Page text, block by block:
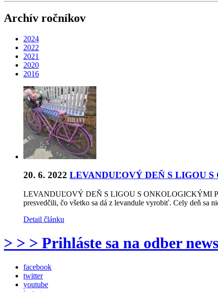
Archív ročníkov
2024
2022
2021
2020
2016
20. 6. 2022 LEVANDUĽOVÝ DEŇ S LIGOU
LEVANDUĽOVÝ DEŇ S LIGOU S ONKOLOGICKÝMI
presvedčili, čo všetko sa dá z levandule vyrobiť. Cely deň sa
Detail článku
> > > Prihláste sa na odber
facebook
twitter
youtube